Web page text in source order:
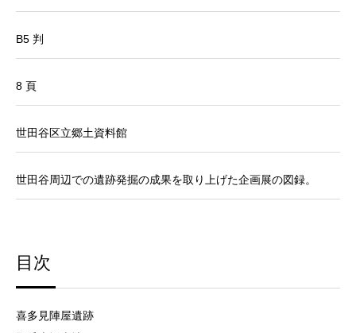
B5 判
8 頁
世田谷区立郷土資料館
世田谷周辺での遺跡発掘の成果を取り上げた企画展の図録。
目次
喜多見陣屋遺跡